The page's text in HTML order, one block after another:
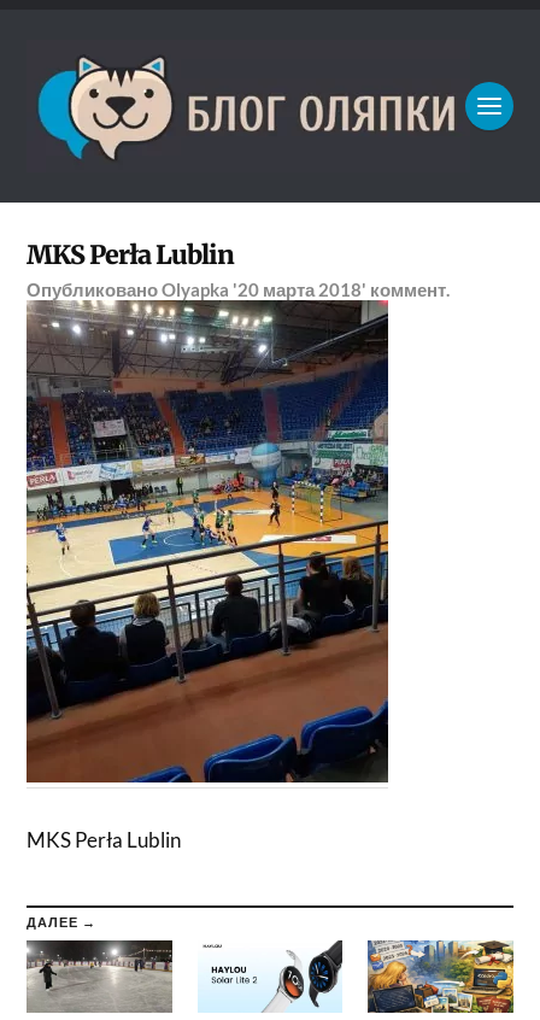
MKS Perła Lublin
ОпубликованоOlyapka '20 марта 2018' коммент.
MKS Perła Lublin
ДАЛЕЕ →